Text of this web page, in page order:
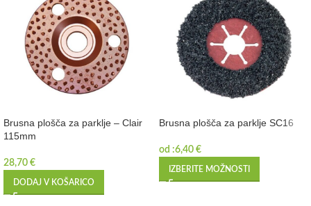
Brusna plošča za parklje – Clair
115mm
28,70 €
DODAJ V KOŠARICO
Brusna plošča za parklje SC16
od :6,40 €
IZBERITE MOŽNOSTI